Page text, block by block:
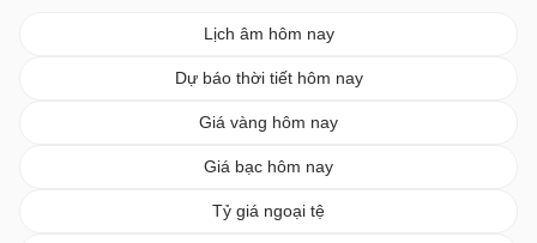
Lịch âm hôm nay
Dự báo thời tiết hôm nay
Giá vàng hôm nay
Giá bạc hôm nay
Tỷ giá ngoại tệ